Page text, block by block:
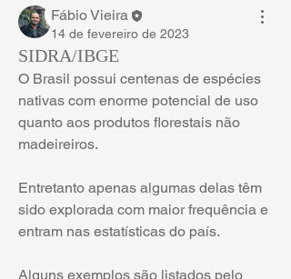
Fábio Vieira
14 de fevereiro de 2023
SIDRA/IBGE
O Brasil possui centenas de espécies
nativas com enorme potencial de uso
quanto aos produtos florestais não
madeireiros.
Entretanto apenas algumas delas têm
sido explorada com maior frequência e
entram nas estatísticas do país.